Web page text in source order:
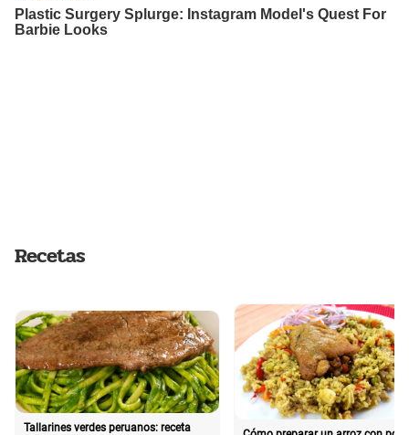
Recetas
Tallarines verdes peruanos: receta